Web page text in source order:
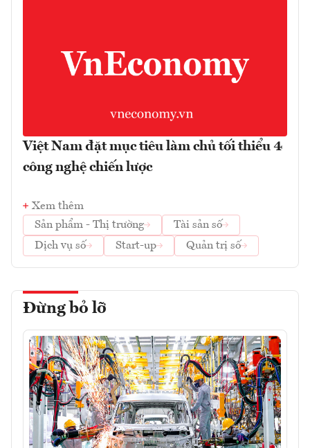
Việt Nam đặt mục tiêu làm chủ tối thiểu 4
công nghệ chiến lược
Xem thêm
Sản phẩm - Thị trường
Tài sản số
Dịch vụ số
Start-up Quản trị số
Đừng bỏ lỡ